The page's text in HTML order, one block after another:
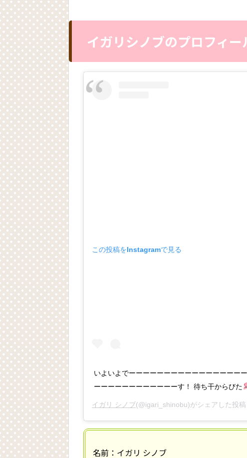
イガリシノブのプロフィー
この投稿をInstagramで見る
いよいよでーーーーーーーーーーーーーーーー
ーーーーーーーーーーーーす！ 待ち干からびた
イガリ シノブ(@igari_shinobu)がシェアした投
名前：イガリ シノブ